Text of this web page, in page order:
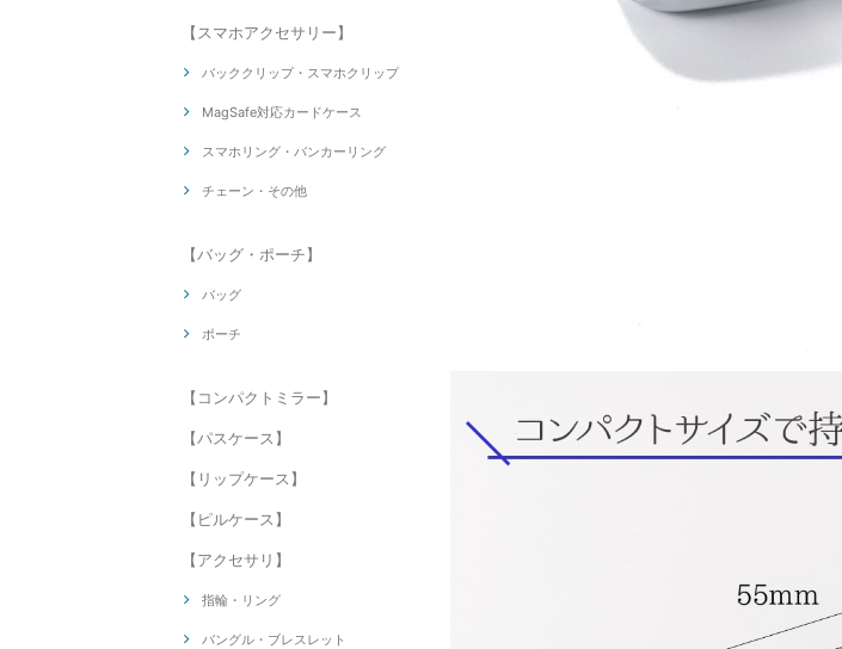
【スマホアクセサリー】
バッククリップ・スマホクリップ
MagSafe対応カードケース
スマホリング・バンカーリング
チェーン・その他
【バッグ・ポーチ】
バッグ
ポーチ
【コンパクトミラー】
【パスケース】
【リップケース】
【ピルケース】
【アクセサリ】
指輪・リング
バングル・ブレスレット